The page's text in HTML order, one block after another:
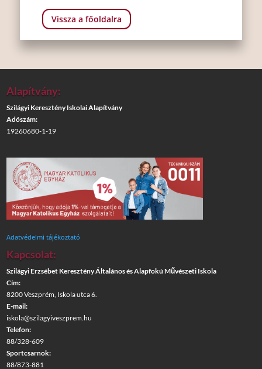
Vissza a főoldalra
Alapítvány:
Szilágyi Keresztény Iskolai Alapítvány
Adószám:
19260680-1-19
Adatvédelmi tájékoztató
Kapcsolat:
Szilágyi Erzsébet Keresztény Általános és Alapfokú Művészeti Iskola
Cím:
8200 Veszprém, Iskola utca 6.
E-mail:
iskola@szilagyiveszprem.hu
Telefon:
88/328-609
Sportcsarnok:
88/873-881